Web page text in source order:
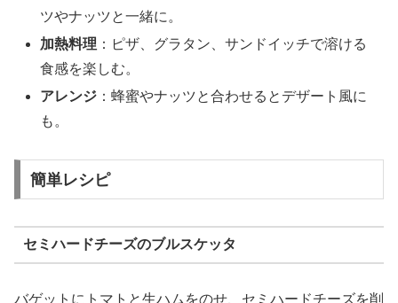
ツやナッツと一緒に。
加熱料理 ：ピザ、グラタン、サンドイッチで溶ける
食感を楽しむ。
アレンジ ：蜂蜜やナッツと合わせるとデザート風に
も。
簡単レシピ
セミハードチーズのブルスケッタ
バゲットにトマトと生ハムをのせ、セミハードチーズを削